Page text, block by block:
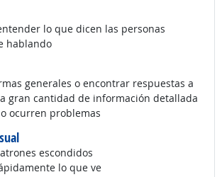
lo que dicen las personas
hablando
generales o encontrar respuestas a
gran cantidad de información detallada
ocurren problemas
escondidos
lo que ve